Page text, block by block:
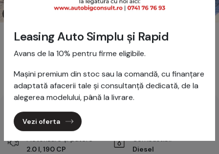
BMW X1 xDrive20d 2018 -
190 CP, Diesel
Vândut
2018
Motorizare și putere
2.0 l, 190 CP
Combustibil
Diesel
Leasing Auto Simplu și Rapid
Avans de la 10% pentru firme eligibile.
Mașini premium din stoc sau la comandă, cu finanțare
adaptată afacerii tale și consultanță dedicată, de la
alegerea modelului, până la livrare.